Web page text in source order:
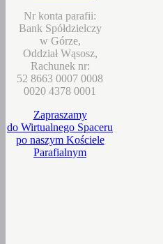
Nr konta parafii:
Bank Spółdzielczy
w Górze,
Oddział Wąsosz,
Rachunek nr:
52 8663 0007 0008
0020 4378 0001
Zapraszamy
do Wirtualnego Spaceru
po naszym Kościele
Parafialnym